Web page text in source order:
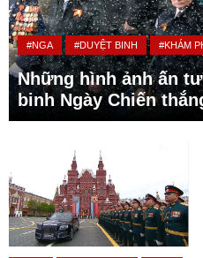
#NGA #DUYỆT BINH #KHÁM
Những hình ảnh ấn
binh Ngày Chiến